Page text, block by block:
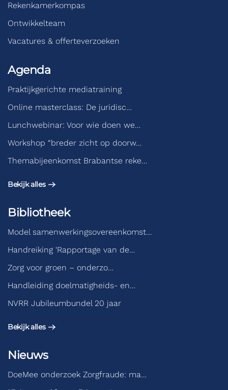
Rekenkamerkompas
Ontwikkelteam
Vacatures & offerteverzoeken
Agenda
Praktijkgerichte mediatraining
Online masterclass: De juridisc…
Lunchwebinar: Voor wie doen we…
Workshop “breder zicht op doorw…
Themabijeenkomst Brabantse reke…
Bekijk alles
Bibliotheek
Model samenwerkingsovereenkomst…
Handreiking ‘Rapportage van de…
Zorg voor groen – onderzo…
Handleiding doelmatigheids- en…
NVRR Jubileumbundel 20 jaar
Bekijk alles
Nieuws
DoeMee onderzoek Zorgfraude: ma…